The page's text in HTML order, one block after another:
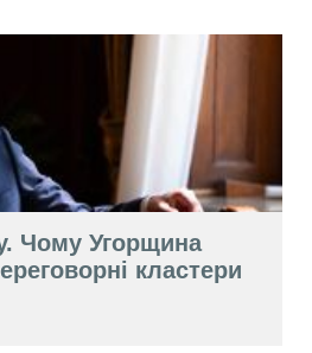
Чому Угорщина
кластери